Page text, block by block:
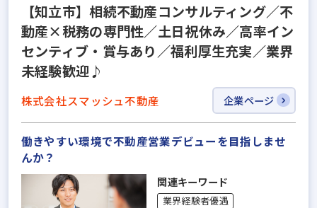
【知立市】相続不動産コンサルティング／不
動産×税務の専門性／土日祝休み／高率イン
センティブ・賞与あり／福利厚生充実／業界
未経験歓迎♪
株式会社スマッシュ不動産 企業ページ
働きやすい環境で不動産営業デビューを目指しませ
んか？
関連キーワード
業界経験者優遇